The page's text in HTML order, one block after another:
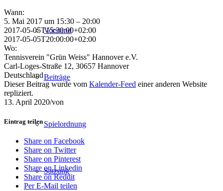
Vorstand
Beiträge
Spielordnung
Satzung
Wann:
5. Mai 2017 um 15:30 – 20:00
2017-05-05T15:30:00+02:00
2017-05-05T20:00:00+02:00
Wo:
Tennisverein "Grün Weiss" Hannover e.V.
Carl-Loges-Straße 12, 30657 Hannover
Deutschland
Dieser Beitrag wurde vom Kalender-Feed einer anderen Website
repliziert.
13. April 2020/von
Eintrag teilen
Share on Facebook
Share on Twitter
Share on Pinterest
Share on Linkedin
Share on Reddit
Per E-Mail teilen